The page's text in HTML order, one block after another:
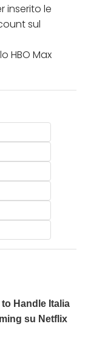
inserito le
sul
HBO Max
Handle Italia
su Netflix